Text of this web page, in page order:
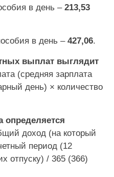
в день – 213,53
в день – 427,06.
выплат выглядит
(средняя зарплата
день) × количество
определяется
доход (на который
период (12
отпуску) / 365 (366)